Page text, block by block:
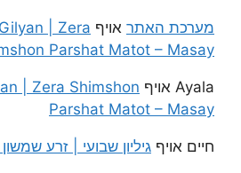
מערכת האתר אויף | Zera
Parshat Matot – Masay
Ayala אויף | Zera Shimshon
Parshat Matot – Masay
חיים אויף גיליון שבועי | זרע